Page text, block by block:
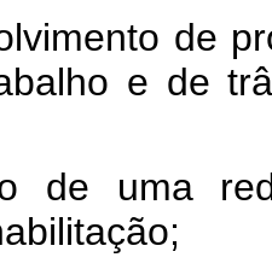
de
e de
de uma